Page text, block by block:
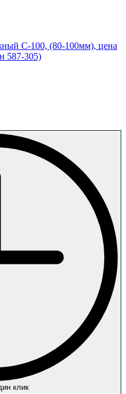
С-100, (80-100мм), цена
587-305)
клик